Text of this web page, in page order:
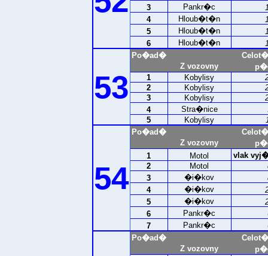
3
Pankr�c
4
Hloub�t�n
5
Hloub�t�n
6
Hloub�t�n
53
Po�ad�
Z vozovny
1
Kobylisy
2
Kobylisy
3
Kobylisy
4
Stra�nice
5
Kobylisy
54
Po�ad�
Z vozovny
1
Motol
vlak
2
Motol
3
�i�kov
4
�i�kov
5
�i�kov
6
Pankr�c
7
Pankr�c
Po�ad�
Z vozovny